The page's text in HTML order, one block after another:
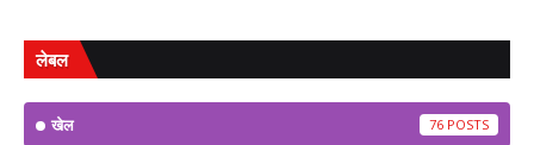
लेबल
खेल 76